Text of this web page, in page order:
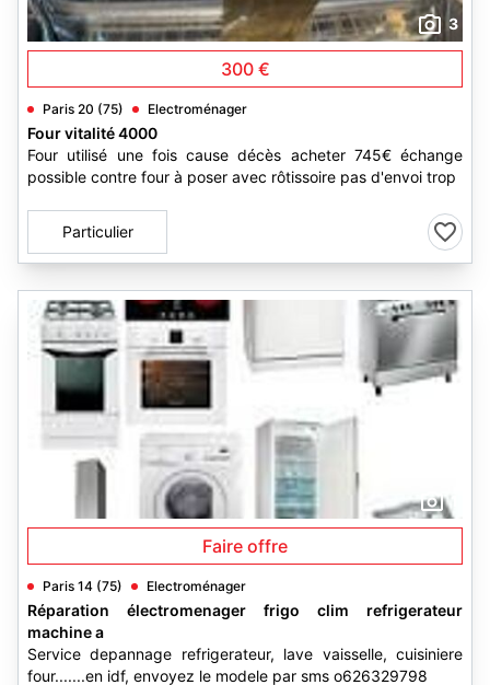
3
300 €
Paris 20 (75) Electroménager
Four vitalité 4000
Four utilisé une fois cause décès acheter 745€ échange
possible contre four à poser avec rôtissoire pas d'envoi trop
Particulier
Faire offre
Paris 14 (75) Electroménager
Réparation électromenager frigo clim refrigerateur
machine a
Service depannage refrigerateur, lave vaisselle, cuisiniere
four.......en idf, envoyez le modele par sms o626329798